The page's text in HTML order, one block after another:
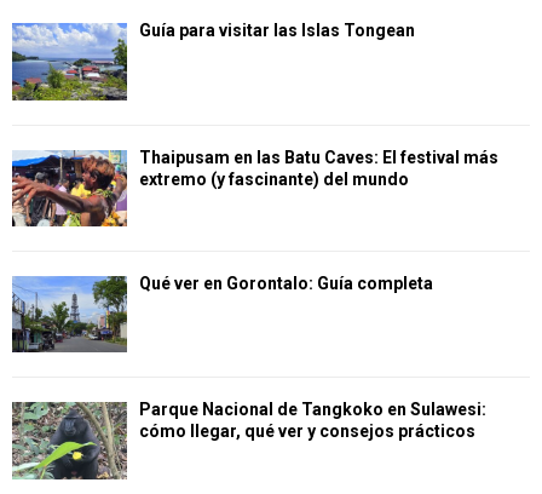
Guía para visitar las Islas Tongean
Thaipusam en las Batu Caves: El festival más
extremo (y fascinante) del mundo
Qué ver en Gorontalo: Guía completa
Parque Nacional de Tangkoko en Sulawesi:
cómo llegar, qué ver y consejos prácticos